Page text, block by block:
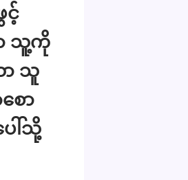
င့်
သူ့ကို
ာ သူ
ော
ါ်သို့